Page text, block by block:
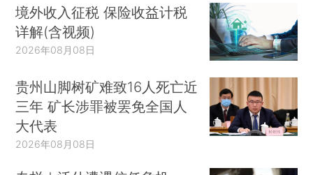
境外收入征税 保险收益计税
详解(含视频)
2026年08月08日
贵州山脚树矿难致16人死亡近
三年 矿长涉罪被罢免全国人
大代表
2026年08月08日